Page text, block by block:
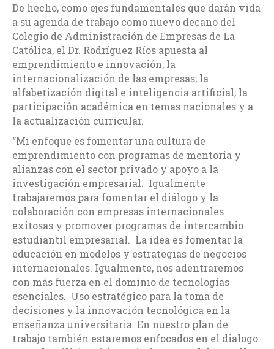
De hecho, como ejes fundamentales que darán vida
a su agenda de trabajo como nuevo decano del
Colegio de Administración de Empresas de La
Católica, el Dr. Rodríguez Ríos apuesta al
emprendimiento e innovación; la
internacionalización de las empresas; la
alfabetización digital e inteligencia artificial; la
participación académica en temas nacionales y a
la actualización curricular.
“Mi enfoque es fomentar una cultura de
emprendimiento con programas de mentoría y
alianzas con el sector privado y apoyo a la
investigación empresarial. Igualmente
trabajaremos para fomentar el diálogo y la
colaboración con empresas internacionales
exitosas y promover programas de intercambio
estudiantil empresarial. La idea es fomentar la
educación en modelos y estrategias de negocios
internacionales. Igualmente, nos adentraremos
con más fuerza en el dominio de tecnologías
esenciales. Uso estratégico para la toma de
decisiones y la innovación tecnológica en la
enseñanza universitaria. En nuestro plan de
trabajo también estaremos enfocados en el dialogo